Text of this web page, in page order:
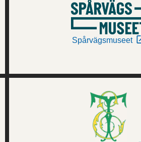
Spårvägsmuseet